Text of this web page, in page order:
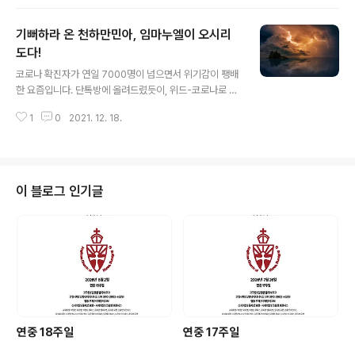
며 함께 하느님의 나라를 일구어 가는 성공회 가족으로 생
활하시기를 기도합니다. 오늘은 저녁에 4/4분기 노숙인 무
료급식이 있어서 지금 11시와 오후 2시 두 번 예배를 드립
니다. 1시 예배에는 우리교회 전속 뮤지션 김해리 페이스
교우의 성탄 축하 연주가 있습니다. 어려운 시기지만, 그래
도 성탄의 기쁨을 나눕니다. 메리 크리스마스! 이 추운 겨
기뻐하라 온 천하만민아, 임마누엘이 오시리
도다!
코로나 확진자가 연일 7000명이 넘으면서 위기감이 팽배
한 요즘입니다. 단톡방에 올려드렸듯이, 위드-코로나로 가
은 의료진들과 방역 당국의 안내에 따라 3차 접종을 하는
림 3주일입니다. 대림3주일을 장미주일이라고도 부릅니
다. 장미주일은 1년에 두 번, 사순절 중간인 사순4주일에,
그리고 대림절 중간인 대림3주일에 지킵니다. 대성당 같은
곳을 보면, 장미주일에는 전례 색깔도 화려하고 고운 붉은
장미꽃 색을 사용합니다. 장미는 그 화려한 색깔과 짙은 향
기로 기쁨을 상징합니다. 참회..
1 0 2021. 12. 18.
이 블로그 인기글
연중 18주일 연중 17주일